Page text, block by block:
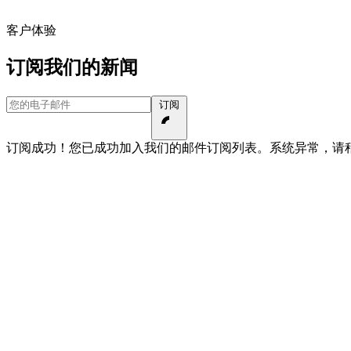
客户体验
订阅我们的新闻
您的电子邮件
订阅成功！您已成功加入我们的邮件订阅列表。 系统异常，请